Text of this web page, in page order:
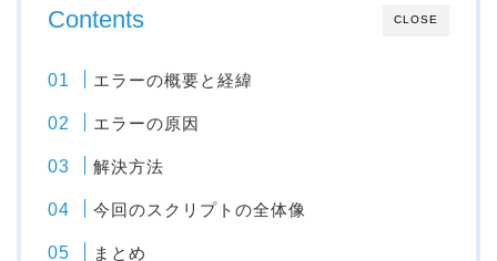
CLOSE
Contents
エラーの概要と経緯
エラーの原因
解決方法
今回のスクリプトの全体像
まとめ